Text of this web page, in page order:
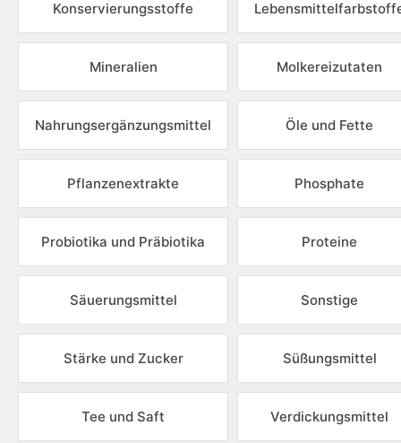
Konservierungsstoffe
Mineralien Molkereizutaten
Nahrungsergänzungsmittel Öle und Fette
Pflanzenextrakte Phosphate
Probiotika und Präbiotika Proteine
Säuerungsmittel Sonstige
Stärke und Zucker Süßungsmittel
Tee und Saft Verdickungsmittel